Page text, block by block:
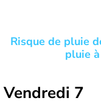
Risque de pluie
pluie
Vendredi 7